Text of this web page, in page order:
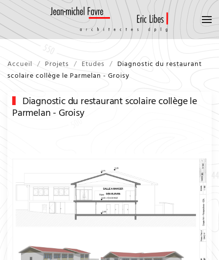
Accueil Projets Etudes
Diagnostic du restaurant
scolaire collège le Parmelan - Groisy
Diagnostic du restaurant scolaire collège le
Parmelan - Groisy